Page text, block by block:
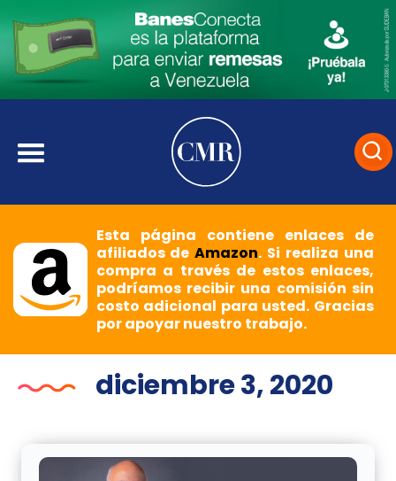
Esta página contiene enlaces de
afiliados deAmazon. Si realiza una
compra a través de estos enlaces,
podríamos recibir una comisión sin
costo adicional para usted. Gracias
por apoyar nuestro trabajo.
diciembre 3, 2020